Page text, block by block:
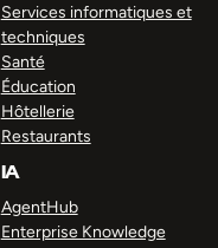
Services informatiques et
techniques
Santé
Éducation
Hôtellerie
Restaurants
IA
AgentHub
Enterprise Knowledge